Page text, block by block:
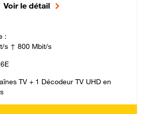
Voir le détail
:
s ↑ 800 Mbit/s
TV + 1 Décodeur TV UHD en